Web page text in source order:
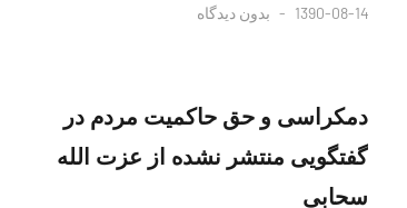
1390-08-14 بدون دیدگاه
دمکراسی و حق حاکمیت مردم در
گفتگویی منتشر نشده از عزت الله
سحابی